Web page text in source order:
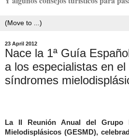
23 April 2012
Nace la 1ª Guía
a los especialistas en
La II Reunión Anual del Grupo
Mielodisplásicos (GESMD),